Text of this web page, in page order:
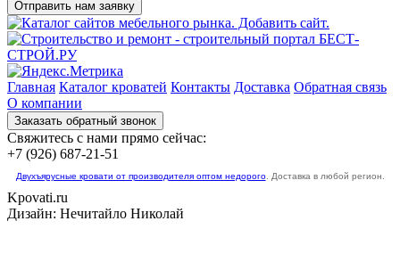
Главная Каталог кроватей Контакты Доставка Обратная связь
О компании
Свяжитесь с нами прямо сейчас:
+7 (926) 687-21-51
Двухъярусные кровати от производителя оптом недорого. Доставка в любой регион.
Kpovati.ru
Дизайн: Нечитайло Николай